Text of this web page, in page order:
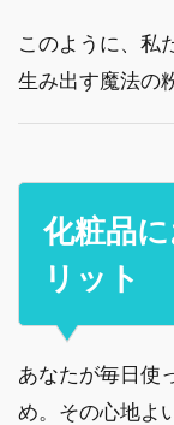
このように、私
生み出す魔法の
化粧品
リット
あなたが毎日使
め。その心地よ